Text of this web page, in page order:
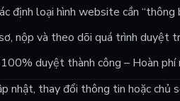
định loại hình website cần “thông
nộp và theo dõi quá trình duyệt
duyệt thành công – Hoàn phí
nhật, thay đổi thông tin hoặc chủ